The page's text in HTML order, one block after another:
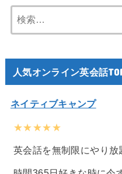
人気オンライン英会話
ネイティブキャンプ
★★★★★
英会話を無制限にやり